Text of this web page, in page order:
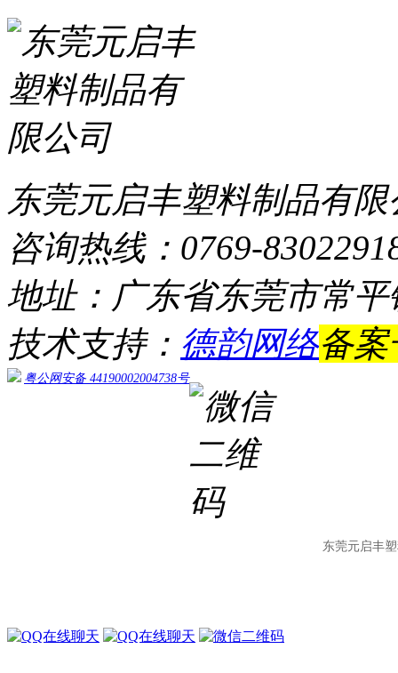
东莞元启丰塑料制品有
咨询热线：0769-
地址：广东省东莞市常
技术支持： 德韵网络备
粤公网安备 44190002004738号
东莞元启丰